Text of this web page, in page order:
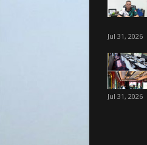
Jul 31, 2026
Jul 31, 2026